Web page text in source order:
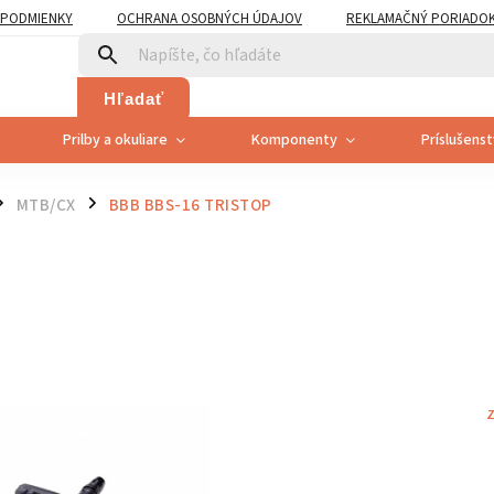
OCHRANA OSOBNÝCH ÚDAJOV
REKLAMAČNÝ
PRÁVA SPOTREBITEĽA NA ODSTÚPENIE
Hľadať
Prilby a okuliare Komponenty
MTB/CX / BBB BBS-16 TRISTOP